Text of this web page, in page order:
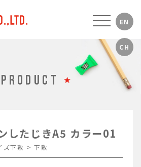
PRODUCT
したじきA5 カラー01
ズ下敷 > 下敷